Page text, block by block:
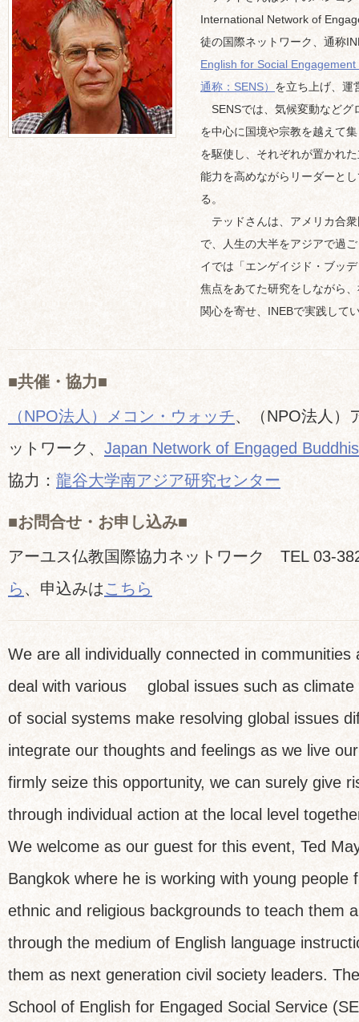
International Network of
徒の国際ネットワーク、通称
English for Social
通称：SENS） を立ち上げ、運
SENSでは、気候変動などグ
を中心に国境や宗教を越えて
を駆使し、それぞれが置かれ
能力を高めながらリーダーと
る。
テッドさんは、アメリカ合
で、人生の大半をアジアで過
イでは「エンゲイジド・ブッ
焦点をあてた研究をしながら
関心を寄せ、INEBで実践して
■共催・協力■
（NPO法人）メコン・ウォッチ、（NPO法人）
ットワーク、 Japan Network of Engaged
協力： 龍谷大学南アジア研究センター
■お問合せ・お申し込み■
アーユス仏教国際協力ネットワーク TEL 03-
ら 、申込みはこちら
We are all individually connected in
deal with various global issues such as climate
of social systems make resolving global issues
integrate our thoughts and feelings as we live
firmly seize this opportunity, we can surely give
through individual action at the local level
We welcome as our guest for this event, Ted
Bangkok where he is working with young people
ethnic and religious backgrounds to teach them
through the medium of English language
them as next generation civil society leaders.
School of English for Engaged Social Service